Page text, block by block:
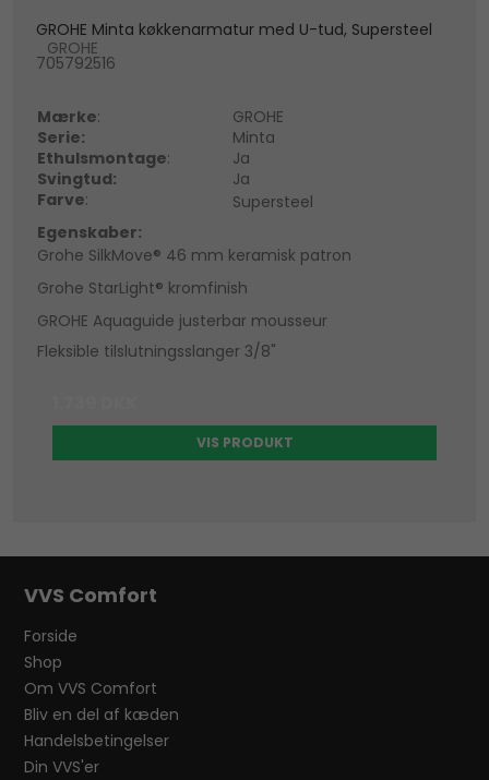
GROHE Minta køkkenarmatur med U-tud, Supersteel
GROHE
705792516
Mærke:
GROHE
Serie:
Minta
Ethulsmontage:
Ja
Svingtud:
Ja
Farve:
Supersteel
Egenskaber:
Grohe SilkMove® 46 mm keramisk patron
Grohe StarLight® kromfinish
GROHE Aquaguide justerbar mousseur
Fleksible tilslutningsslanger 3/8"
VIS PRODUKT
VVS Comfort
Forside
Shop
Om VVS Comfort
Bliv en del af kæden
Handelsbetingelser
Din VVS'er